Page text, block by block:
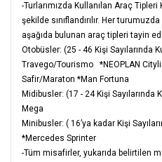
-Turlarımızda Kullanılan Araç Tipleri
şekilde sınıflandırılır. Her
aşağıda bulunan araç tipleri tayin
Otobüsler: (25 - 46 Kişi Sayılarında
Travego/Tourismo *NEOPLAN
Safir/Maraton *Man Fortuna
Midibusler: (17 - 24 Kişi Sayılarında
Mega
Minibusler: ( 16’ya kadar Kişi
*Mercedes Sprinter
-Tüm misafirler, yukarıda belirtilen